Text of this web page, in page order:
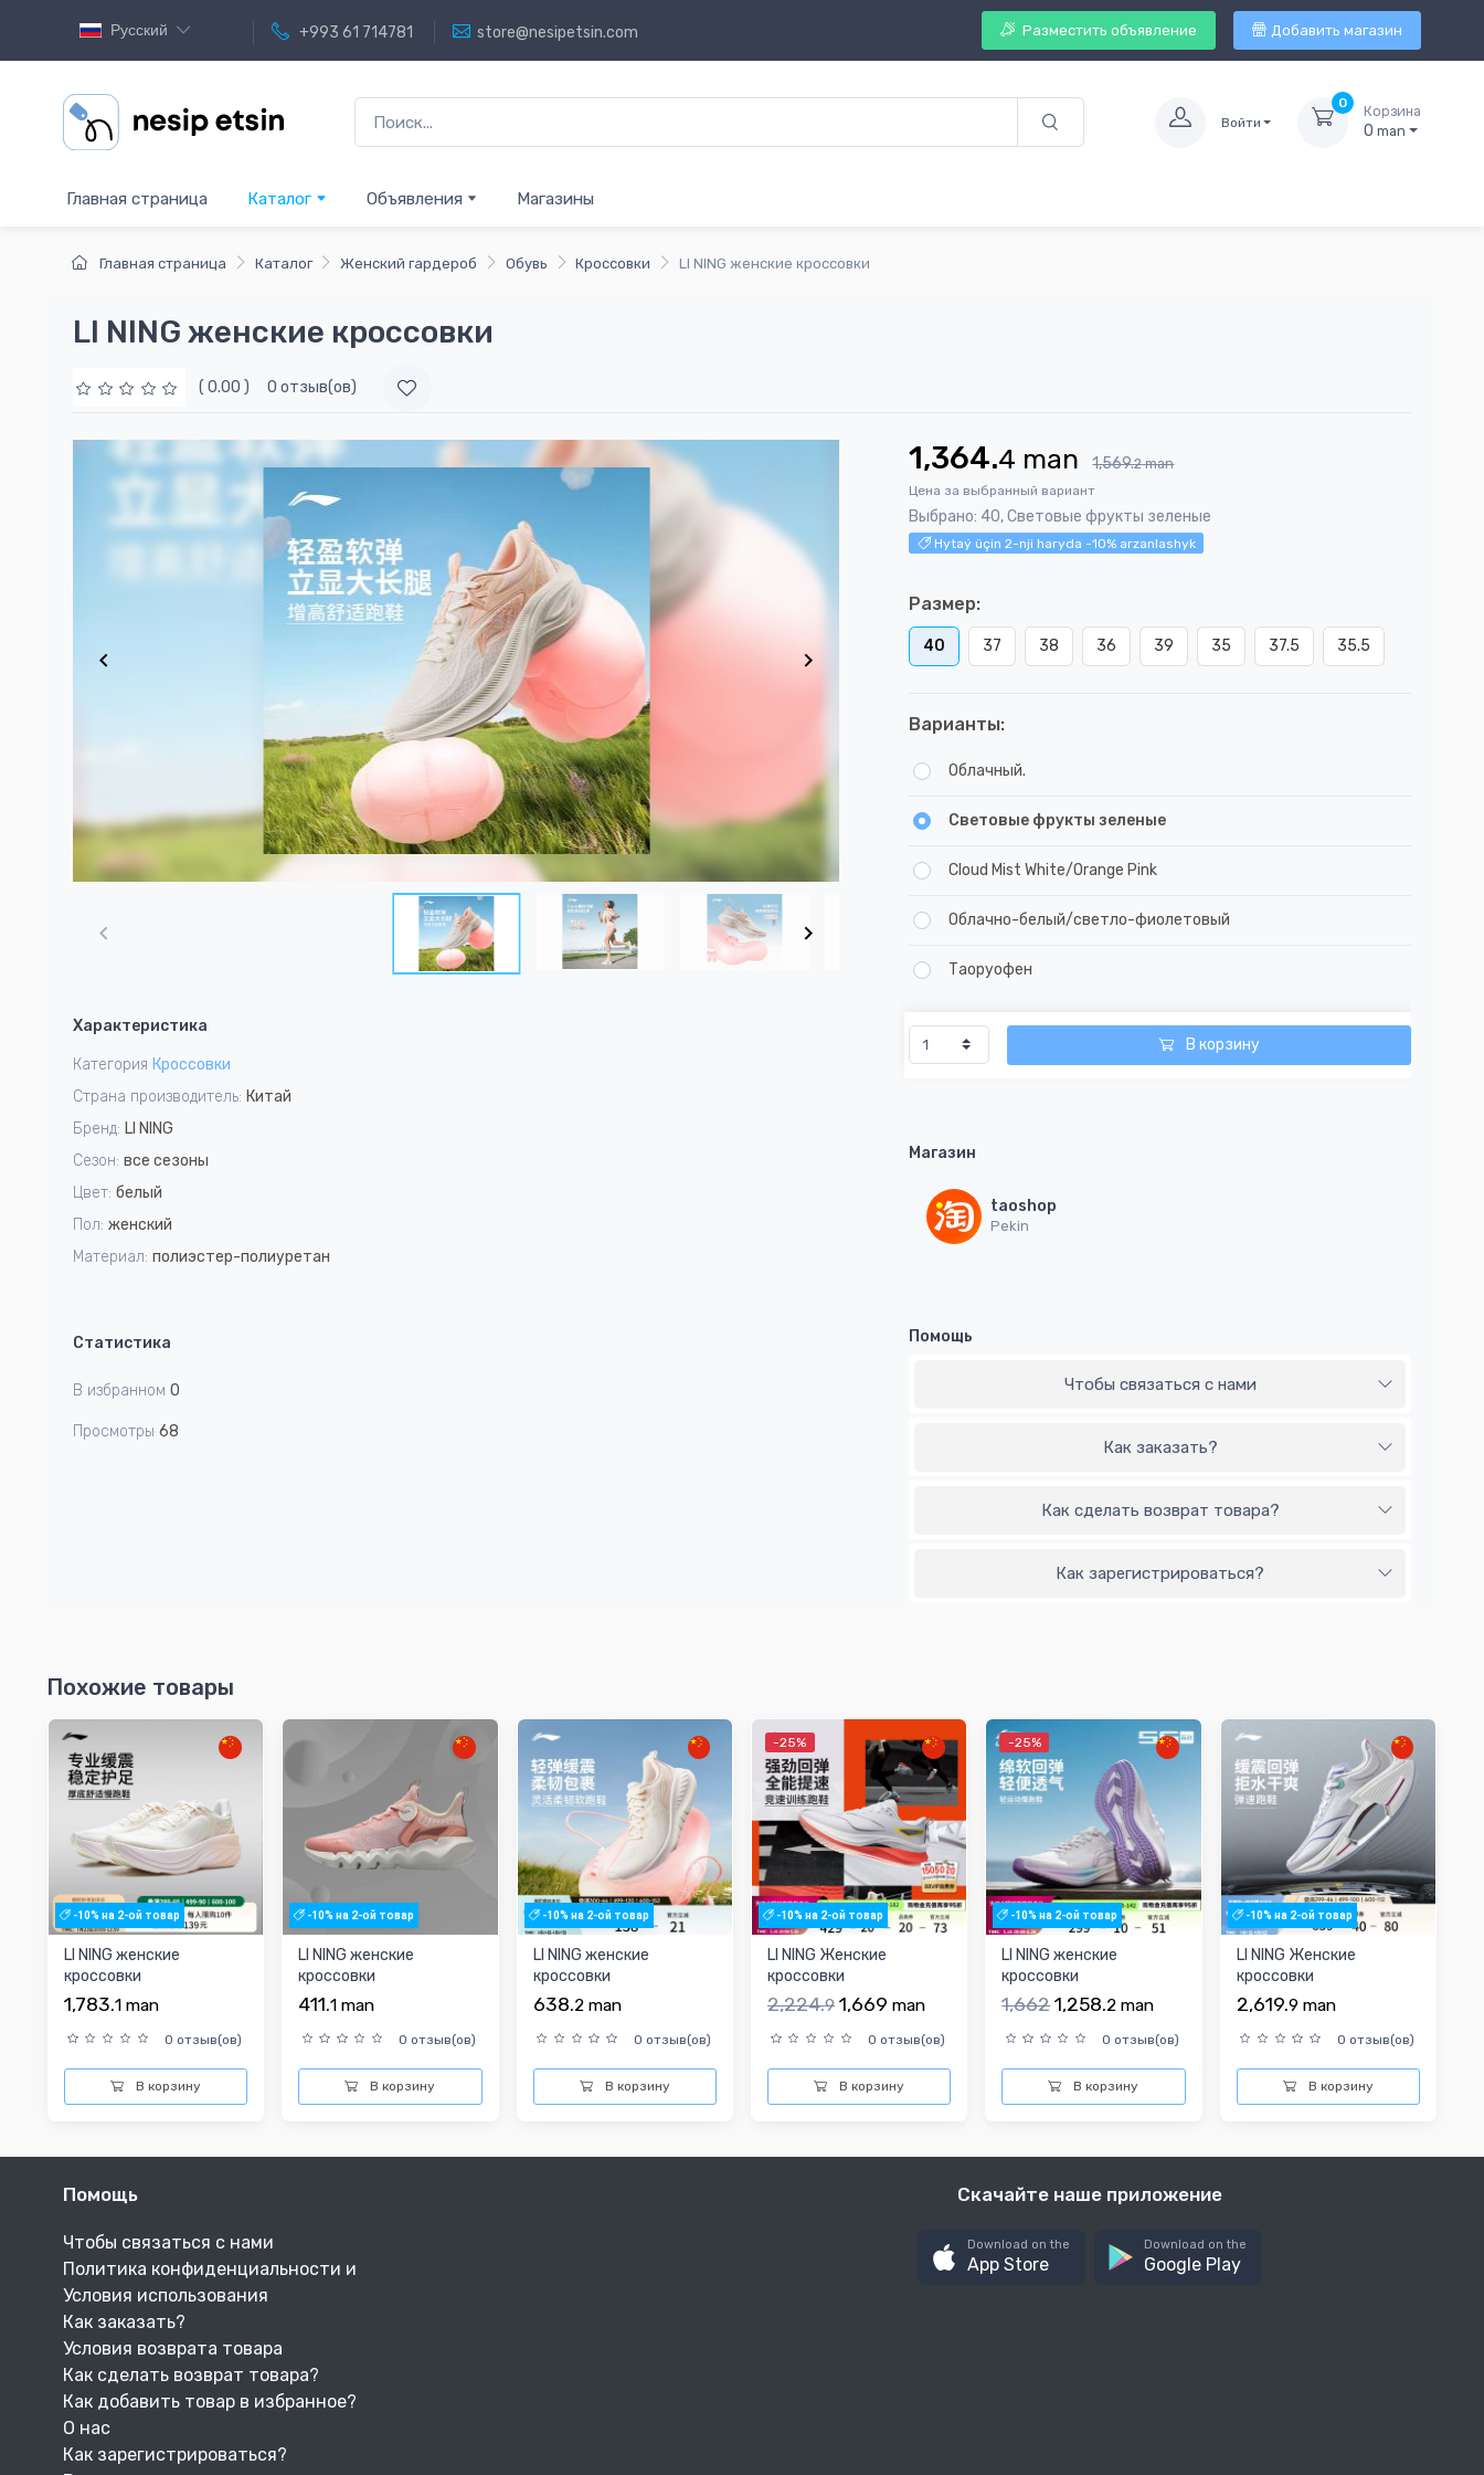
Русский +993 61 714781 store@nesipetsin.com Разместить объявление Добавить магазин
Войти
0
Корзина
0 man
Главная страница Каталог Объявления Магазины
Главная страница Каталог Женский гардероб Обувь Кроссовки LI NING женские кроссовки
LI NING женские кроссовки
( 0.00 ) 0 отзыв(ов)
5
Характеристика
Категория Кроссовки
Страна производитель: Китай
Бренд: LI NING
Сезон: все сезоны
Цвет: белый
Пол: женский
Материал: полиэстер-полиуретан
Статистика
В избранном 0
Просмотры 68
1,364.4 man 1,569.2 man
Цена за выбранный вариант
Выбрано: 40, Световые фрукты зеленые
Hytaý üçin 2-nji haryda -10% arzanlashyk
Размер:
40 37 38 36 39 35 37.5 35.5
Варианты:
Облачный.
Световые фрукты зеленые
Cloud Mist White/Orange Pink
Облачно-белый/светло-фиолетовый
Таоруофен
В корзину
Магазин
taoshop
Pekin
Помощь
Чтобы связаться с нами
Как заказать?
Как сделать возврат товара?
Как зарегистрироваться?
Похожие товары
-10% на 2-ой товар
LI NING женские
кроссовки
1,783.1 man
0 отзыв(ов)
В корзину
-10% на 2-ой товар
LI NING женские
кроссовки
411.1 man
0 отзыв(ов)
В корзину
-10% на 2-ой товар
LI NING женские
кроссовки
638.2 man
0 отзыв(ов)
В корзину
-25%
-10% на 2-ой товар
LI NING Женские
кроссовки
2,224.9 1,669 man
0 отзыв(ов)
В корзину
-25%
-10% на 2-ой товар
LI NING женские
кроссовки
1,662 1,258.2 man
0 отзыв(ов)
В корзину
-10% на 2-ой товар
LI NING Женские
кроссовки
2,619.9 man
0 отзыв(ов)
В корзину
Помощь
Чтобы связаться с нами
Политика конфиденциальности и
Условия использования
Как заказать?
Условия возврата товара
Как сделать возврат товара?
Как добавить товар в избранное?
О нас
Как зарегистрироваться?
Скачайте наше приложение
Download on the
App Store
Download on the
Google Play